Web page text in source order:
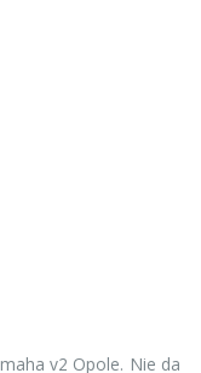
v2 Opole. Nie da